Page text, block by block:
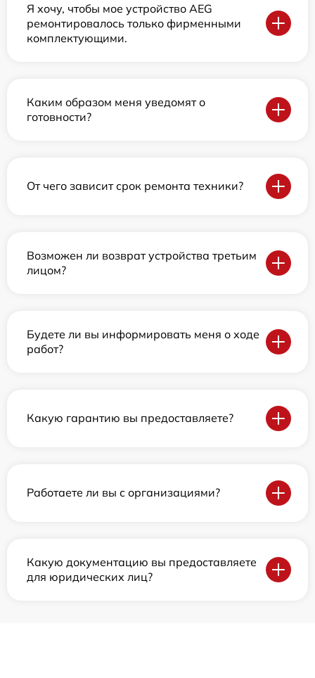
Я хочу, чтобы мое устройство AEG
ремонтировалось только фирменными
комплектующими.
Каким образом меня уведомят о
готовности?
От чего зависит срок ремонта техники?
Возможен ли возврат устройства третьим
лицом?
Будете ли вы информировать меня о ходе
работ?
Какую гарантию вы предоставляете?
Работаете ли вы с организациями?
Какую документацию вы предоставляете
для юридических лиц?